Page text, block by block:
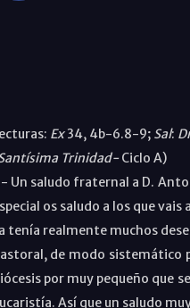
Ex34, 4b-6.8-9; Sal:
Trinidad-Ciclo A)
Un saludo fraternal a D.
os saludo a los que
tenía realmente muchos
de modo sistemático
por muy pequeño que
Así que un saludo